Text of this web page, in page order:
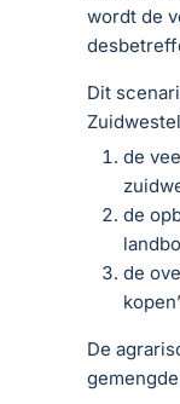
wordt de
Dit
de
de
de
De